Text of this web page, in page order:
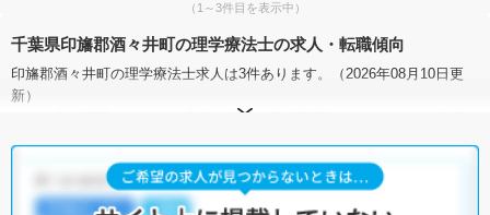
（1～3件目を表示中）
千葉県印旛郡酒々井町の理学療法士の求人・転職傾向
印旛郡酒々井町の理学療法士求人は3件あります。（2026年08月10日更
新）
サイト上に掲載されている求人の他に、
う求人を提案させていただきます。
印旛郡酒々井町の理学療法士求人では以下のような条件が人気です。